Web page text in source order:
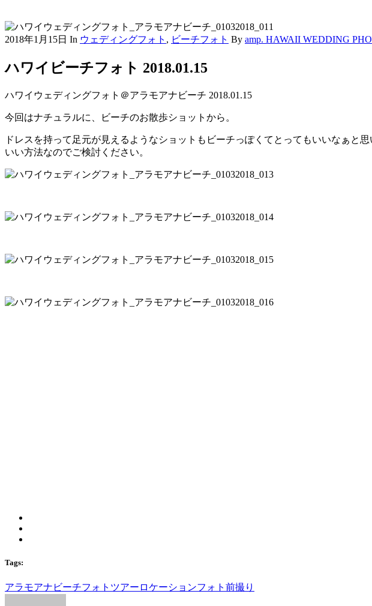
2018年1月15日 In ウェディングフォト , ビーチフォト By amp. HAWAII WEDDING
ハワイビーチフォト 2018.01.15
ハワイウェディングフォト＠アラモアナビーチ 2018.01.15
今回はナチュラルに、ビーチのお散歩ショットから。
ドレスを持って足元が見えるようなショットもビーチっぽくてとってもいいなぁと
いい方法なのでご検討ください。
Tags:
アラモアナビーチフォトツアー ロケーションフォト 前撮り